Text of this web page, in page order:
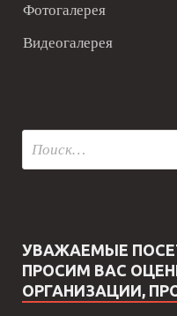
Фотогалерея
Видеогалерея
УВАЖАЕМЫЕ
ПРОСИМ ВАС
ОРГАНИЗАЦИИ,